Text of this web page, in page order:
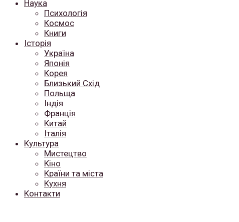
Наука
Психологія
Космос
Книги
Історія
Україна
Японія
Корея
Близький Схід
Польща
Індія
Франція
Китай
Італія
Культура
Мистецтво
Кіно
Країни та міста
Кухня
Контакти